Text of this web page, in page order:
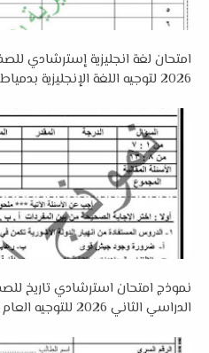
امتحان لغة انجليزية إسترشادي
2026 لتوجيه اللغة الإنجليزية بدمياط
نموذج امتحان استرشادي تاريخ
الدراسي الثاني 2026 للتوجيه العام بدمياط